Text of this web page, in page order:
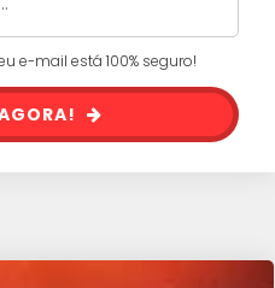
e-mail está 100% seguro!